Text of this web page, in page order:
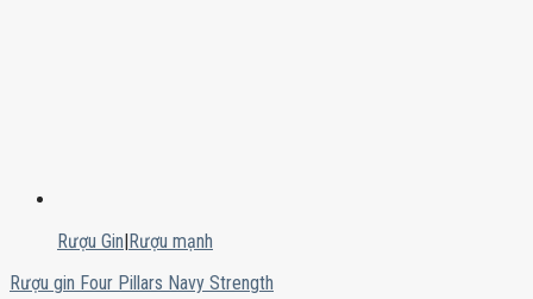
Rượu Gin|Rượu mạnh
Rượu gin Four Pillars Navy Strength